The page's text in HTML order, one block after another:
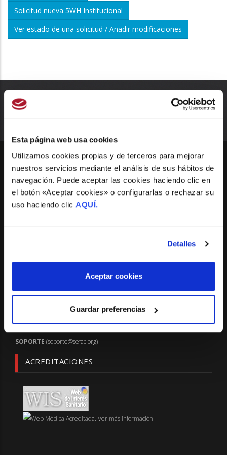
Esta página web usa cookies
Utilizamos cookies propias y de terceros para mejorar
nuestros servicios mediante el análisis de sus hábitos de
navegación. Puede aceptar las cookies haciendo clic en
el botón «Aceptar cookies» o configurarlas o rechazar su
uso haciendo clic AQUÍ.
Detalles
Aceptar cookies
Guardar preferencias
la
navegación
Solicitud nueva 5WH Institucional
Ver estado de una solicitud / Añadir modificaciones
SEDE
Madrid
SOPORTE TÉCNICO
Correo electrónico a:
SOPORTE (soporte@sefac.org)
ACREDITACIONES